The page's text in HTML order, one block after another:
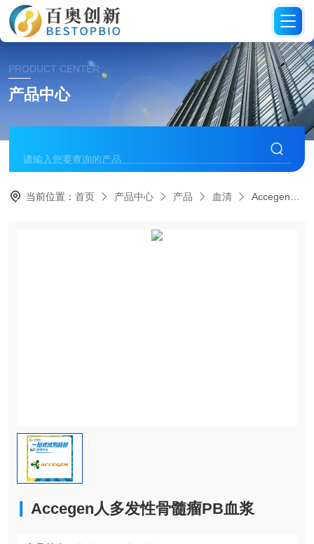
PRODUCT CENTER
产品中心
当前位置：首页 产品中心 产品 血清 Accegen人多发性骨髓瘤PB血浆
Accegen人多发性骨髓瘤PB血浆